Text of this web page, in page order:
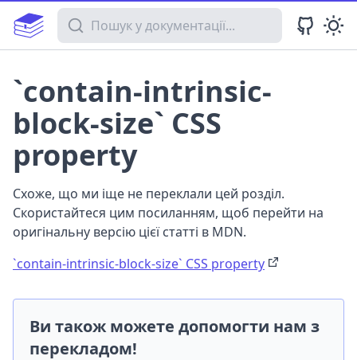
Пошук у документації
`contain-intrinsic-
block-size` CSS
property
Схоже, що ми іще не переклали цей розділ.
Скористайтеся цим посиланням, щоб перейти на
оригінальну версію цієї статті в MDN.
`contain-intrinsic-block-size` CSS property
Ви також можете допомогти нам з
перекладом!